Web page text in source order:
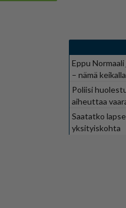
Eppu
– nämä
Poliisi
aiheuttaa
Saatatko
yksityiskohta